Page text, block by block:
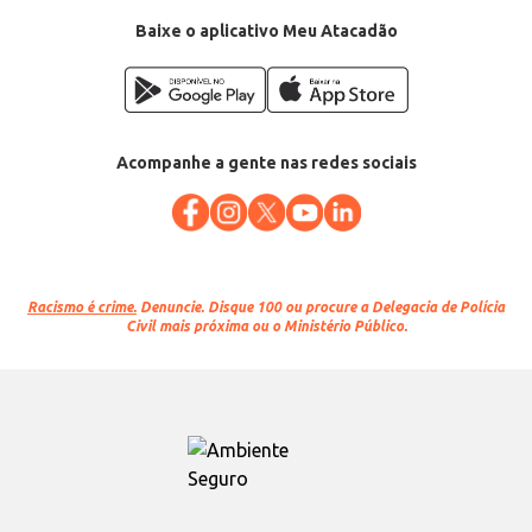
Baixe o aplicativo Meu Atacadão
Acompanhe a gente nas redes sociais
Racismo é crime. Denuncie. Disque 100 ou procure a Delegacia de Polícia
Civil mais próxima ou o Ministério Público.